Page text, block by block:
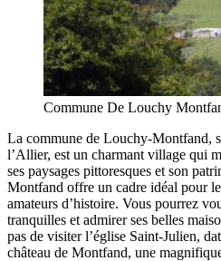
Commune De Louchy
La commune de Louchy-Montfand,
l’Allier, est un charmant village qui
ses paysages pittoresques et son
Montfand offre un cadre idéal pour
amateurs d’histoire. Vous pourrez
tranquilles et admirer ses belles
pas de visiter l’église Saint-Julien,
château de Montfand, une